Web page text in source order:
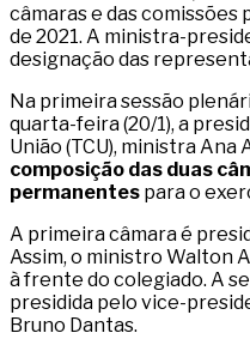
câmaras e das
de 2021. A ministra-
designação das
Na primeira sessão
quarta-feira (20/1), a
União (TCU), ministra Ana
composição das duas
permanentes para o
A primeira câmara é
Assim, o ministro Walton
à frente do colegiado. A
presidida pelo vice-
Bruno Dantas.